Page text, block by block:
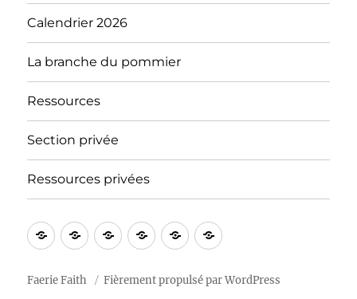
Calendrier 2026
La branche du pommier
Ressources
Section privée
Ressources privées
À
propos
Blog Section
privée
Calendrier
2026
Ressources
Notre
Faerie Faith Fièrement propulsé par WordPress